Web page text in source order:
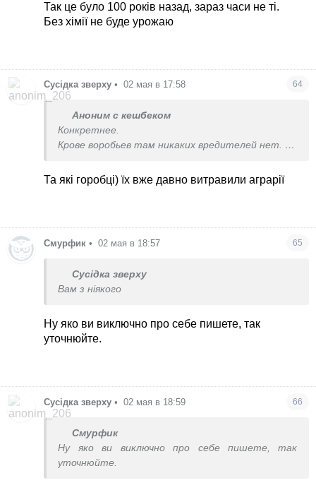
моем детстве. Даже помогала выколачивать
Так це було 100 років назад, зараз часи не ті.
Без хімії не буде урожаю
Сусідка зверху • 02 мая в 17:58 64
Аноним с кешбеком
Конкретнее.
Крове воробьев там никаких вредителей нет.
Дедушка выращивал плантации подсолнухов в
Та які горобці) їх вже давно витравили аграрії
Смурфик • 02 мая в 18:57 65
Сусідка зверху
Вам з ніякого
Ну яко ви виключно про себе пишете, так
уточнюйте.
Сусідка зверху • 02 мая в 18:59 66
Смурфик
Ну яко ви виключно про себе пишете, так
уточнюйте.